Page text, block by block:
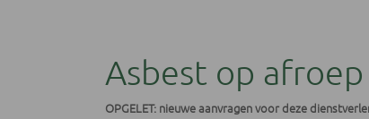
Asbest op afroep
OPGELET: nieuwe aanvragen voor deze